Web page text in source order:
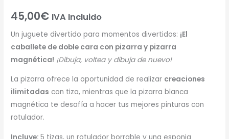
45,00€ IVA Incluido
Un juguete divertido para momentos divertidos: ¡El
caballete de doble cara con pizarra y pizarra
magnética! ¡Dibuja, voltea y dibuja de nuevo!
La pizarra ofrece la oportunidad de realizar creaciones
ilimitadas con tiza, mientras que la pizarra blanca
magnética te desafía a hacer tus mejores pinturas con
rotulador.